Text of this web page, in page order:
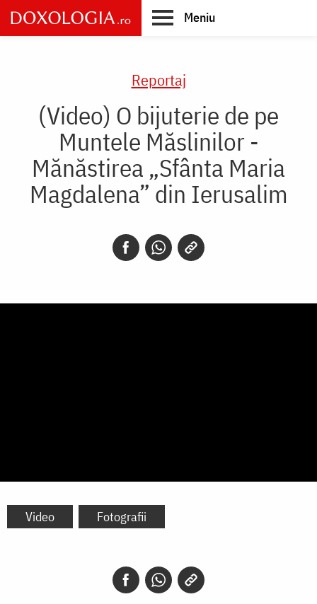
Skip
to
main
Meniu
Reportaj
(Video) O bijuterie de pe
Muntele Măslinilor -
Mănăstirea „Sfânta Maria
Magdalena” din Ierusalim
Video Fotografii